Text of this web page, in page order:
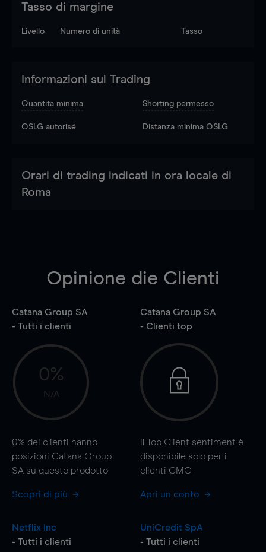
Tasso di margine
Livello Numero di unità Tasso
Informazioni sul Trading
Quantità minima Shorting permesso
OSLG autorisé Distanza minima OSLG
Orari di trading indicati in ora locale di
Roma
Opinione die Clienti
Catana Group SA
- Tutti i clienti
0%
N/A
0% dei clienti hanno
posizioni Catana Group
SA su questo prodotto
Scopri di più
Catana Group SA
- Clienti top
Il Top Client sentiment è
disponibile solo per i
clienti CMC
Apri un conto
Netflix Inc
- Tutti i clienti
UniCredit SpA
- Tutti i clienti